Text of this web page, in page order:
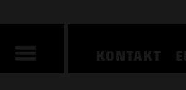
KONTAKT